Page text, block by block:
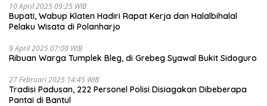
10 April 2025 09:25 WIB
Bupati, Wabup Klaten Hadiri Rapat Kerja dan Halalbihalal
Pelaku Wisata di Polanharjo
9 April 2025 07:00 WIB
Ribuan Warga Tumplek Bleg, di Grebeg Syawal Bukit Sidoguro
27 Februari 2025 14:45 WIB
Tradisi Padusan, 222 Personel Polisi Disiagakan Dibeberapa
Pantai di Bantul